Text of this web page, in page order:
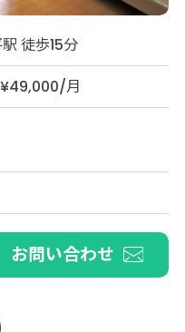
徒歩15分
月
お問い合わせ